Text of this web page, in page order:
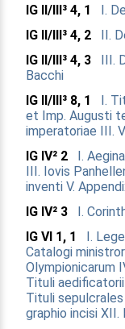
IG II/III³ 4, 1
I.
IG II/III³ 4, 2
II.
IG II/III³ 4, 3
III.
Bacchi
IG II/III³ 8, 1
I.
et Imp. Augusti
imperatoriae III.
IG IV² 2
I.
III. Iovis
inventi V.
IG IV² 3
I.
IG VI 1, 1
I.
Catalogi
Olympionicarum
Tituli aedificatorii
Tituli sepulcrales
graphio incisi XII.